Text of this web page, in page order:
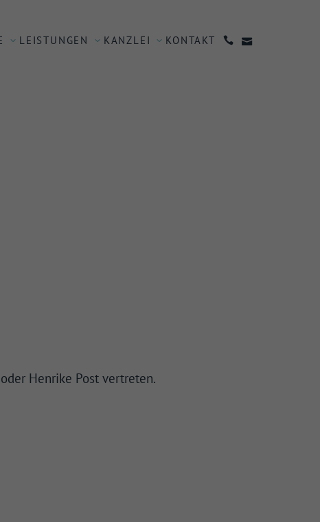
LEISTUNGEN KANZLEI KONTAKT
Henrike Post vertreten.